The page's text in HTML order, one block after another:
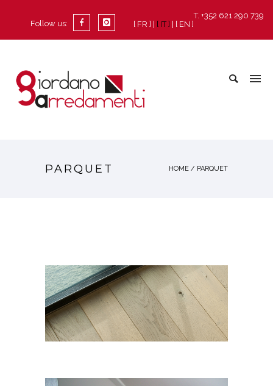
T. +352 621 290 739
[ FR ]
[ IT ] [ EN ]
Follow us:
PARQUET HOME / PARQUET